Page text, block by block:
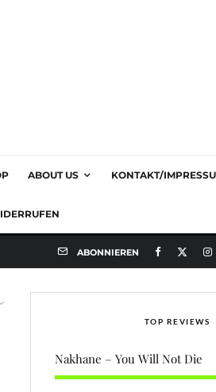
ABOUT US KONTAKT/
ABONNIEREN
TOP REVIEWS
Nakhane – You Will Not Die